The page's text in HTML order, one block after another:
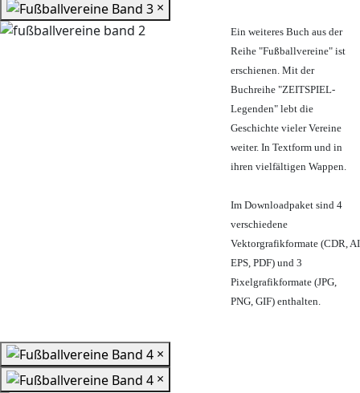
×
Ein weiteres Buch aus der
Reihe "Fußballvereine" ist
erschienen. Mit der
Buchreihe "ZEITSPIEL-
Legenden" lebt die
Geschichte vieler Vereine
weiter. In Textform und in
ihren vielfältigen Wappen.
Im Downloadpaket sind 4
verschiedene
Vektorgrafikformate (CDR, AI
EPS, PDF) und 3
Pixelgrafikformate (JPG,
PNG, GIF) enthalten.
×
×